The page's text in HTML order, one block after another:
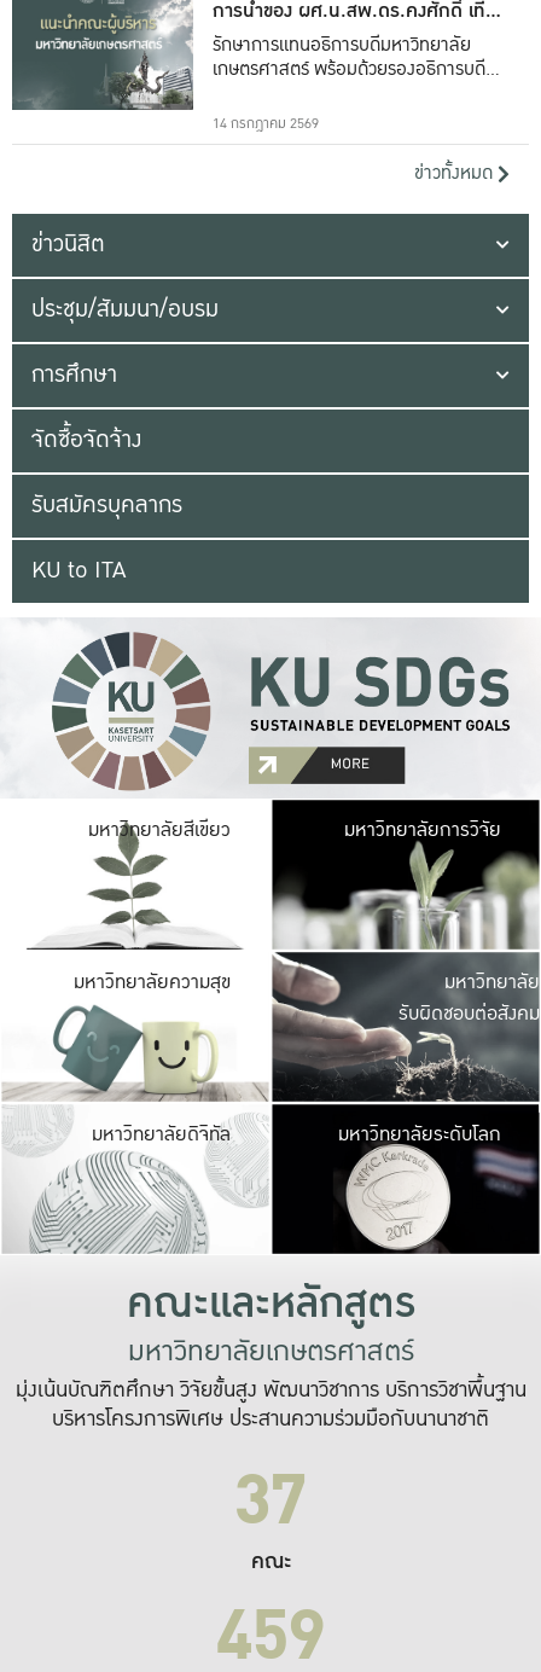
การนำของ ผศ.น.สพ.ดร.คงศักดิ์ เที่ยง
ธรรม
รักษาการแทนอธิการบดีมหาวิทยาลัย
เกษตรศาสตร์ พร้อมด้วยรองอธิการบดีทั้ง
14 กรกฎาคม 2569
ข่าวทั้งหมด
ข่าวนิสิต
ประชุม/สัมมนา/อบรม
การศึกษา
จัดซื้อจัดจ้าง
รับสมัครบุคลากร
KU to ITA
มหาวิทยาลัยสีเขียว มหาวิ
มีพื้นที่เขียวสดใส
เป็นป่าในเมือง เกษต
มหาวิทยาลัยการวิจัย
มหาวิทยาลัยความสุข มหาวิ
ค
เปิดประ
และพบเรื่องราวใ
มหาวิทยาลัย
รับผิดชอบต่อสังคม
มหาวิทยาลัยดิจิทัล มหาวิ
เปลี่ยนแปลง แล
เพื่อทำง
ระบบสารสนเทศ
มหาวิทยาลัยระดับโลก
คณะและหลักสูตร
มหาวิทยาลัยเกษตรศาสตร์
มุ่งเน้นบัณฑิตศึกษา วิจัยขั้นสูง พัฒนาวิชาการ บริการวิชาพื้นฐาน
บริหารโครงการพิเศษ ประสานความร่วมมือกับนานาชาติ
37
คณะ
459